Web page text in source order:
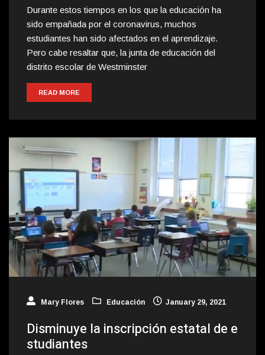
Durante estos tiempos en los que la educación ha
sido empañada por el coronavirus, muchos
estudiantes han sido afectados en el aprendizaje.
Pero cabe resaltar que, la junta de educación del
distrito escolar de Westminster
READ MORE
Mary Flores Educación January 29, 2021
Disminuye la inscripción estatal de e
studiantes